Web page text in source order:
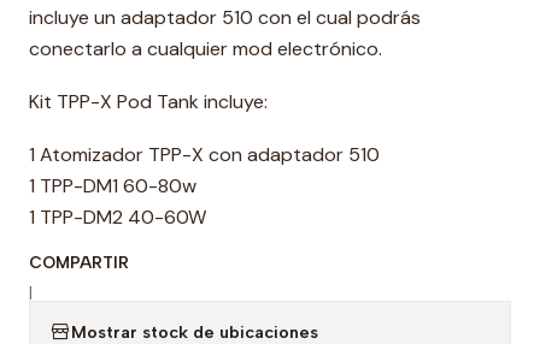
incluye un adaptador 510 con el cual podrás
conectarlo a cualquier mod electrónico.
Kit TPP-X Pod Tank incluye:
1 Atomizador TPP-X con adaptador 510
1 TPP-DM1 60-80w
1 TPP-DM2 40-60W
COMPARTIR
|
Mostrar stock de ubicaciones